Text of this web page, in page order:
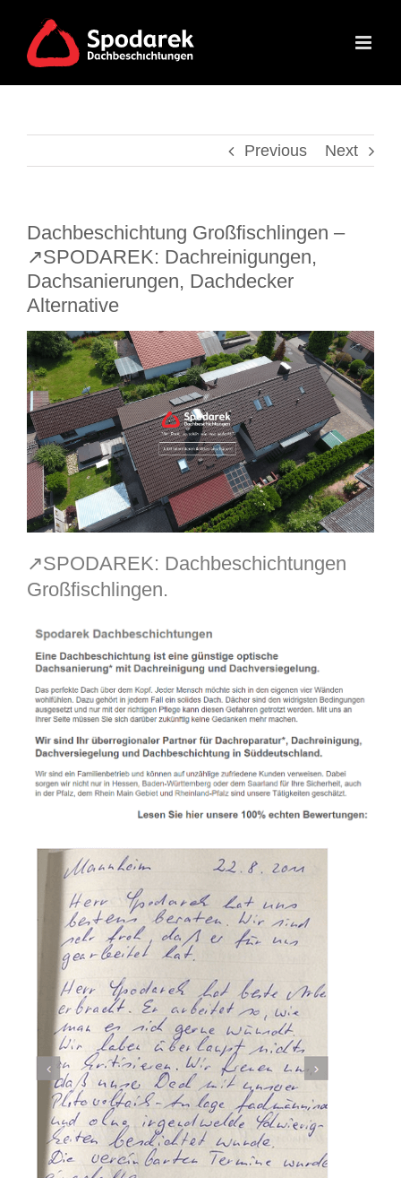
content
Previous Next
Dachbeschichtung Großfischlingen –
↗️SPODAREK: Dachreinigungen,
Dachsanierungen, Dachdecker
Alternative
↗️SPODAREK: Dachbeschichtungen
Großfischlingen.